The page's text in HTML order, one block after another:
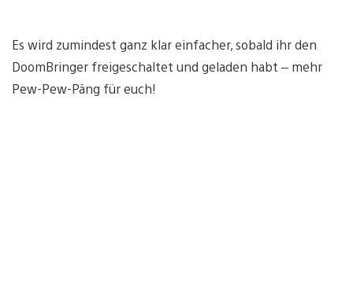
Es wird zumindest ganz klar einfacher, sobald ihr den
DoomBringer freigeschaltet und geladen habt – mehr
Pew-Pew-Päng für euch!